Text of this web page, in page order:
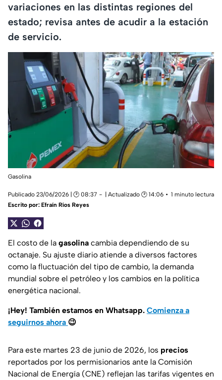
variaciones en las distintas regiones del
estado; revisa antes de acudir a la estación
de servicio.
Gasolina
Publicado 23/06/2026 | 🕑 08:37 | Actualizado 🕑 14:06
1 minuto lectura
Escrito por: Efraín Ríos Reyes
El costo de la gasolina cambia dependiendo de su
octanaje. Su ajuste diario atiende a diversos factores
como la fluctuación del tipo de cambio, la demanda
mundial sobre el petróleo y los cambios en la política
energética nacional.
¡Hey! También estamos en Whatsapp. Comienza a
seguirnos ahora 😉
Para este martes 23 de junio de 2026, los precios
reportados por los permisionarios ante la Comisión
Nacional de Energía (CNE) reflejan las tarifas vigentes en